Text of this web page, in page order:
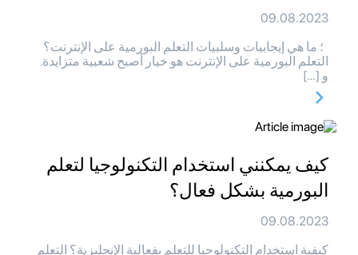
09.08.2023
؛ ما هي إيجابيات وسلبيات التعلم البورمية على الإنترنت؟
التعلم البورمية على الإنترنت هو خيار أصبح شعبية متزايدة.
و […]
كيف يمكنني استخدام التكنولوجيا لتعلم
البورمية بشكل فعال؟
09.08.2023
كيفية استخدام التكنولوجيا للتعلم بفعالية الإنجليزية؟ التعلم